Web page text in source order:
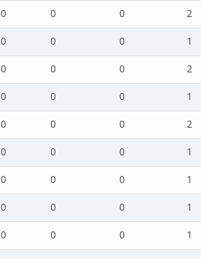
0 0 0
2
0 0 0
1
0 0 0
2
0 0 0
1
0 0 0
2
0 0 0
1
0 0 0
1
0 0 0
1
0 0 0
1